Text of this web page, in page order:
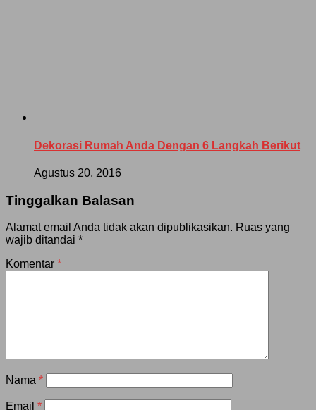
Dekorasi Rumah Anda Dengan 6 Langkah Berikut
Agustus 20, 2016
Tinggalkan Balasan
Alamat email Anda tidak akan dipublikasikan. Ruas yang
wajib ditandai *
Komentar *
Nama *
Email *